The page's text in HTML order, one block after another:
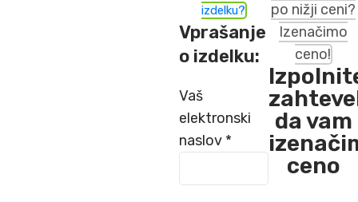
izdelku?
Vprašanje
o izdelku:
Vaš
elektronski
naslov *
po nižji ceni?
Izenačimo
ceno!
da vam
ceno